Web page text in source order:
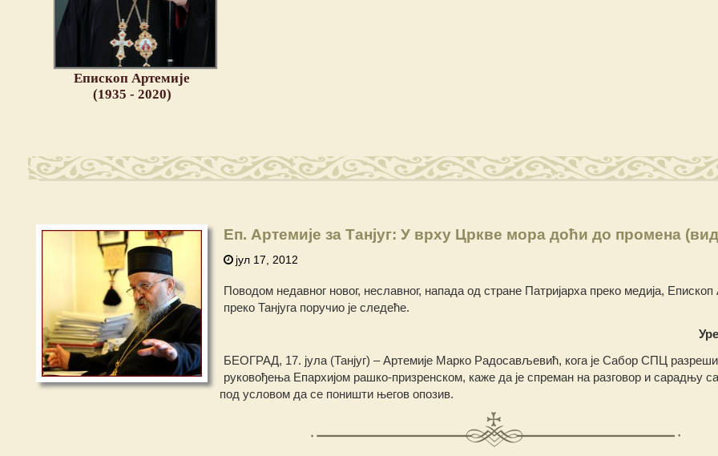
Епископ Артемије
(1935 - 2020)
Еп. Артемије за Танјуг: У врху Цркве мора доћи до промена
јул 17, 2012
Поводом недавног новог, неславног, напада од стране Патријарха преко медија, Епископ
преко Танјуга поручио је следеће.
БЕОГРАД, 17. јула (Танјуг) – Артемије Марко Радосављевић, кога је Сабор СПЦ
руковођења Епархијом рашко-призренском, каже да је спреман на разговор и сарадњу
под условом да се поништи његов опозив.